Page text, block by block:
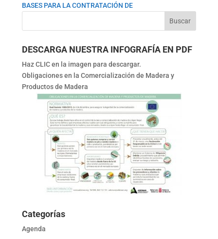
BASES PARA LA CONTRATACIÓN DE
DESCARGA NUESTRA INFOGRAFÍA EN PDF
Haz CLIC en la imagen para descargar.
Obligaciones en la Comercialización de Madera y
Productos de Madera
Categorías
Agenda